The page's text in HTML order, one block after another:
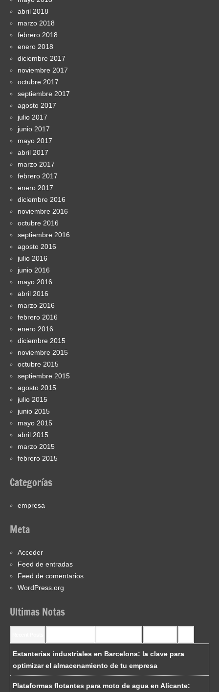
abril 2018
marzo 2018
febrero 2018
enero 2018
diciembre 2017
noviembre 2017
octubre 2017
septiembre 2017
agosto 2017
julio 2017
junio 2017
mayo 2017
abril 2017
marzo 2017
febrero 2017
enero 2017
diciembre 2016
noviembre 2016
octubre 2016
septiembre 2016
agosto 2016
julio 2016
junio 2016
mayo 2016
abril 2016
marzo 2016
febrero 2016
enero 2016
diciembre 2015
noviembre 2015
octubre 2015
septiembre 2015
agosto 2015
julio 2015
junio 2015
mayo 2015
abril 2015
marzo 2015
febrero 2015
Categorías
empresa
Meta
Acceder
Feed de entradas
Feed de comentarios
WordPress.org
Ultimas Notas
Estanterías industriales en Barcelona: la clave para
optimizar el almacenamiento de tu empresa
Plataformas flotantes para moto de agua en Alicante: